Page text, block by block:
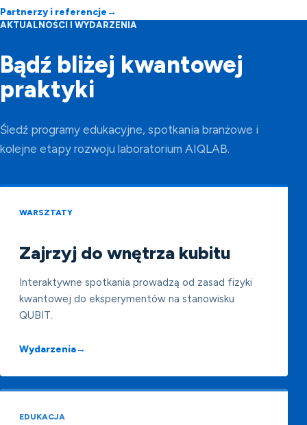
Partnerzy i referencje→
AKTUALNOŚCI I WYDARZENIA
Bądź bliżej kwantowej
praktyki
Śledź programy edukacyjne, spotkania branżowe i
kolejne etapy rozwoju laboratorium AIQLAB.
WARSZTATY
Zajrzyj do wnętrza kubitu
Interaktywne spotkania prowadzą od zasad fizyki
kwantowej do eksperymentów na stanowisku
QUBIT.
Wydarzenia→
EDUKACJA